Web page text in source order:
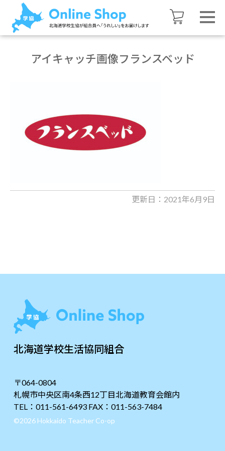
アイキャッチ画像フランスベッド
更新日：2021年6月9日
北海道学校生活協同組合
〒064-0804
札幌市中央区南4条西12丁目北海道教育会館内
TEL：011-561-6493 FAX：011-563-7484
©2026 Hokkaido Teacher Co-op